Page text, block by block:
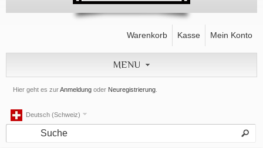
Hier geht es zurAnmeldung oder Neuregistrierung
Warenkorb Kasse Mein Konto
MENU
Deutsch (Schweiz)